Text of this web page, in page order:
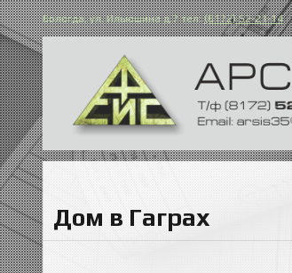
Вологда, ул. Ильюшина д.7 тел:(8172) 52-21-14
Дом в Гаграх